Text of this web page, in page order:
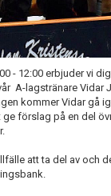
- 12:00 erbjuder vi
A-lagstränare Vidar
kommer Vidar gå
förslag på en del
att ta del av och